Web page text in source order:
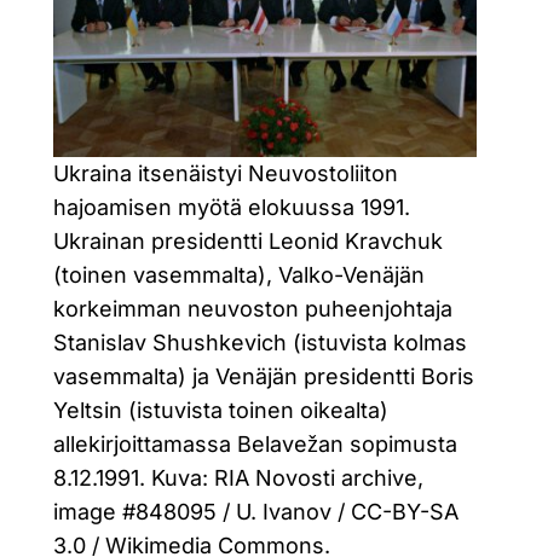
Ukraina itsenäistyi Neuvostoliiton
hajoamisen myötä elokuussa 1991.
Ukrainan presidentti Leonid Kravchuk
(toinen vasemmalta), Valko-Venäjän
korkeimman neuvoston puheenjohtaja
Stanislav Shushkevich (istuvista kolmas
vasemmalta) ja Venäjän presidentti Boris
Yeltsin (istuvista toinen oikealta)
allekirjoittamassa Belavežan sopimusta
8.12.1991. Kuva: RIA Novosti archive,
image #848095 / U. Ivanov / CC-BY-SA
3.0 / Wikimedia Commons.